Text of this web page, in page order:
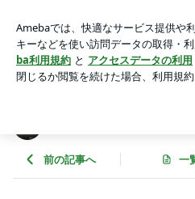
025.7.3） | ボードゲームクリエ
アプリをダウンロードして ブログの
ょう。
前の記事へ 一